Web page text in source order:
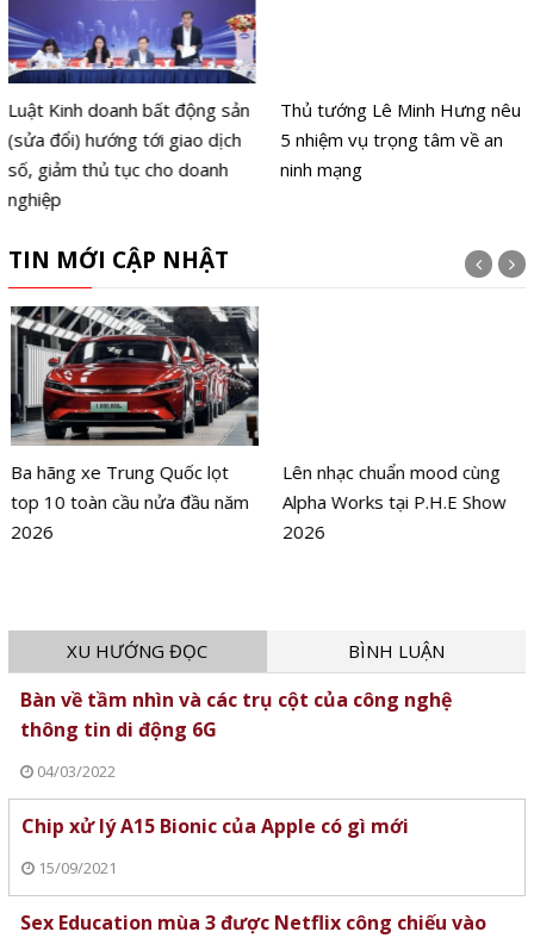
Luật Kinh doanh bất động sản
(sửa đổi) hướng tới giao dịch
số, giảm thủ tục cho doanh
nghiệp
Thủ tướng Lê Minh Hưng nêu
5 nhiệm vụ trọng tâm về an
ninh mạng
TIN MỚI CẬP NHẬT
Ba hãng xe Trung Quốc lọt
top 10 toàn cầu nửa đầu năm
2026
Lên nhạc chuẩn mood cùng
Alpha Works tại P.H.E Show
2026
XU HƯỚNG ĐỌC BÌNH LUẬN
Bàn về tầm nhìn và các trụ cột của công nghệ
thông tin di động 6G
04/03/2022
Chip xử lý A15 Bionic của Apple có gì mới
15/09/2021
Sex Education mùa 3 được Netflix công chiếu vào